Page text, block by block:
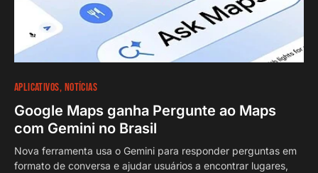
APLICATIVOS NOTÍCIAS
Google Maps ganha Pergunte ao Maps
com Gemini no Brasil
Nova ferramenta usa o Gemini para responder perguntas em
formato de conversa e ajudar usuários a encontrar lugares,